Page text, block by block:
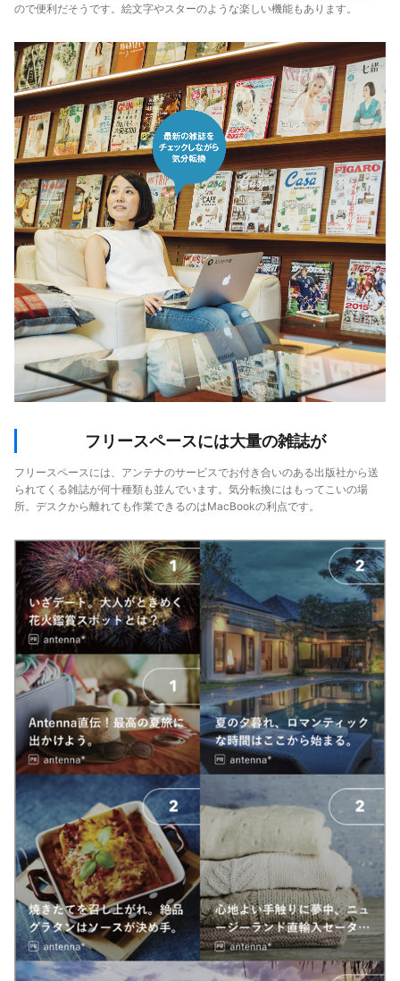
ので便利だそうです。絵文字やスターのような楽しい機能もあります。
フリースペースには大量の雑誌が
フリースペースには、アンテナのサービスでお付き合いのある出版社から送
られてくる雑誌が何十種類も並んでいます。気分転換にはもってこいの場
所。デスクから離れても作業できるのはMacBookの利点です。